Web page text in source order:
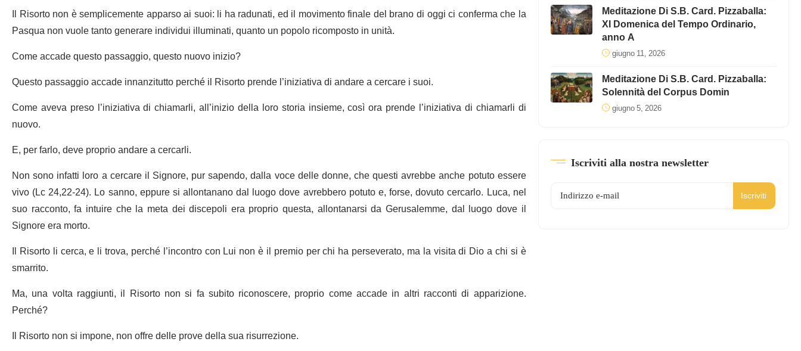
Il Risorto non è semplicemente apparso ai suoi: li ha radunati, ed il movimento finale del brano di oggi ci conferma che la
Pasqua non vuole tanto generare individui illuminati, quanto un popolo ricomposto in unità.
Come accade questo passaggio, questo nuovo inizio?
Questo passaggio accade innanzitutto perché il Risorto prende l’iniziativa di andare a cercare i suoi.
Come aveva preso l’iniziativa di chiamarli, all’inizio della loro storia insieme, così ora prende l’iniziativa di chiamarli di
nuovo.
E, per farlo, deve proprio andare a cercarli.
Non sono infatti loro a cercare il Signore, pur sapendo, dalla voce delle donne, che questi avrebbe anche potuto essere
vivo (Lc 24,22-24). Lo sanno, eppure si allontanano dal luogo dove avrebbero potuto e, forse, dovuto cercarlo. Luca, nel
suo racconto, fa intuire che la meta dei discepoli era proprio questa, allontanarsi da Gerusalemme, dal luogo dove il
Signore era morto.
Il Risorto li cerca, e li trova, perché l’incontro con Lui non è il premio per chi ha perseverato, ma la visita di Dio a chi si è
smarrito.
Ma, una volta raggiunti, il Risorto non si fa subito riconoscere, proprio come accade in altri racconti di apparizione.
Perché?
Il Risorto non si impone, non offre delle prove della sua risurrezione.
Meditazione Di S.B. Card. Pizzaballa:
XI Domenica del Tempo Ordinario,
anno A
giugno 11, 2026
Meditazione Di S.B. Card. Pizzaballa:
Solennità del Corpus Domin
giugno 5, 2026
Iscriviti alla nostra newsletter
Iscriviti